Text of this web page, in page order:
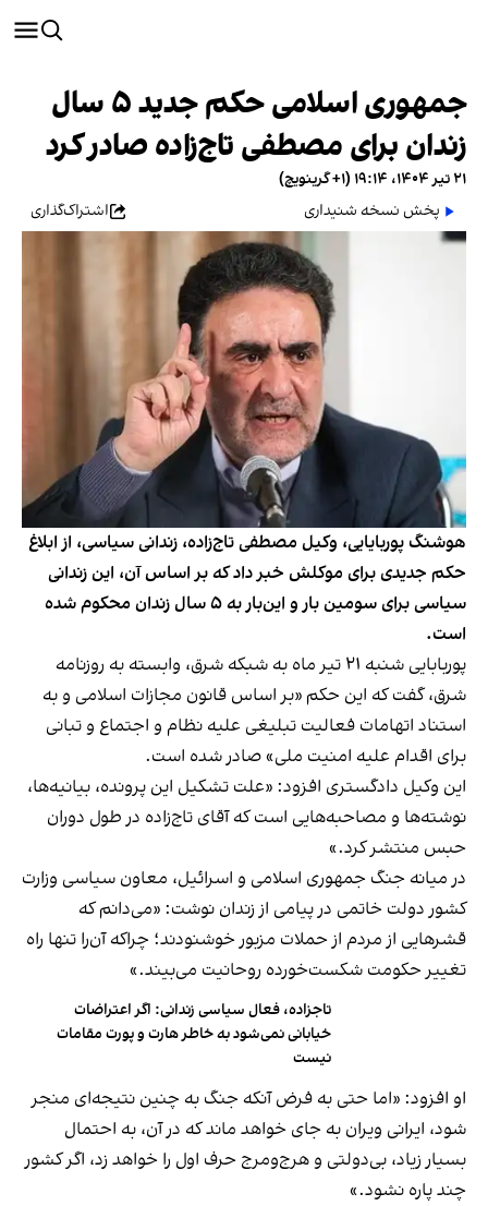
جمهوری اسلامی حکم جدید ۵ سال
زندان برای مصطفی تاج‌زاده صادر کرد
۲۱ تیر ۱۴۰۴، ۱۹:۱۴ (‎+۱ گرینویچ)
پخش نسخه شنیداری
اشتراک‌گذاری
هوشنگ پوربایایی، وکیل مصطفی تاج‌زاده، زندانی سیاسی، از ابلاغ
حکم جدیدی برای موکلش خبر داد که بر اساس آن، این زندانی
سیاسی برای سومین بار و این‌بار به ۵ سال زندان محکوم شده
است.
پوربابایی شنبه ۲۱ تیر ماه به شبکه شرق، وابسته به روزنامه
شرق، گفت که این حکم «بر اساس قانون مجازات اسلامی و به
استناد اتهامات فعالیت تبلیغی علیه نظام و اجتماع و تبانی
برای اقدام علیه امنیت ملی» صادر شده است.
این وکیل دادگستری افزود: «علت تشکیل این پرونده، بیانیه‌ها،
نوشته‌ها و مصاحبه‌هایی است که آقای تاج‌زاده در طول دوران
حبس منتشر کرد.»
در میانه جنگ جمهوری اسلامی و اسرائیل، ‌معاون سیاسی وزارت
کشور دولت خاتمی در پیامی از زندان نوشت: «می‌دانم که
قشرهایی از مردم از حملات مزبور خوشنودند؛ چراکه آن‌را تنها راه
تغییر حکومت شکست‌خورده روحانیت می‌بیند.»
تاجزاده، فعال سیاسی زندانی: اگر اعتراضات
خیابانی نمی‌شود به خاطر هارت و پورت مقامات
نیست
او افزود: «اما حتی به فرض آنکه جنگ به چنین نتیجه‌ای منجر
شود، ایرانی ویران به جای خواهد ماند که در آن، به احتمال
بسیار زیاد، بی‌دولتی و هرج‌ومرج حرف اول را خواهد زد، اگر کشور
چند پاره نشود.»